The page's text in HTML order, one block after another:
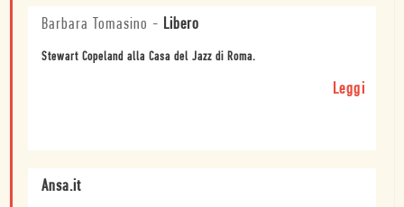
Barbara Tomasino - Libero
Stewart Copeland alla Casa del Jazz di Roma.
Leggi
Ansa.it